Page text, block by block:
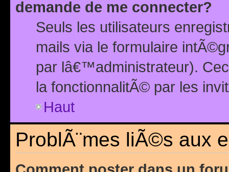
demande de me connecter?
Seuls les utilisateurs
mails via le formulaire
par lâ€™administrateur).
la fonctionnalitÃ© par les
Haut
ProblÃ¨mes liÃ©s aux